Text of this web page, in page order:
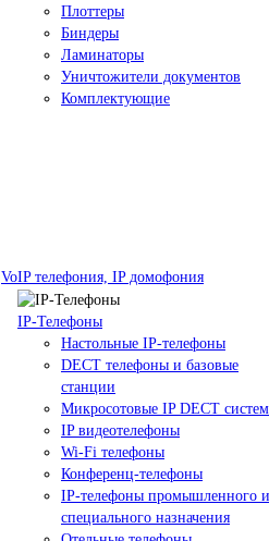
Плоттеры
Биндеры
Ламинаторы
Уничтожители документов
Комплектующие
VoIP телефония, IP домофония
IP-Телефоны
Настольные IP-телефоны
DECT телефоны и базовые
станции
Микросотовые IP DECT
IP видеотелефоны
Wi-Fi телефоны
Конференц-телефоны
IP-телефоны промышленного и
специального назначения